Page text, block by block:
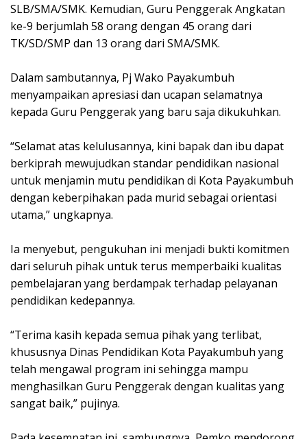
SLB/SMA/SMK. Kemudian, Guru Penggerak Angkatan
ke-9 berjumlah 58 orang dengan 45 orang dari
TK/SD/SMP dan 13 orang dari SMA/SMK.
Dalam sambutannya, Pj Wako Payakumbuh
menyampaikan apresiasi dan ucapan selamatnya
kepada Guru Penggerak yang baru saja dikukuhkan.
“Selamat atas kelulusannya, kini bapak dan ibu dapat
berkiprah mewujudkan standar pendidikan nasional
untuk menjamin mutu pendidikan di Kota Payakumbuh
dengan keberpihakan pada murid sebagai orientasi
utama,” ungkapnya.
Ia menyebut, pengukuhan ini menjadi bukti komitmen
dari seluruh pihak untuk terus memperbaiki kualitas
pembelajaran yang berdampak terhadap pelayanan
pendidikan kedepannya.
“Terima kasih kepada semua pihak yang terlibat,
khususnya Dinas Pendidikan Kota Payakumbuh yang
telah mengawal program ini sehingga mampu
menghasilkan Guru Penggerak dengan kualitas yang
sangat baik,” pujinya.